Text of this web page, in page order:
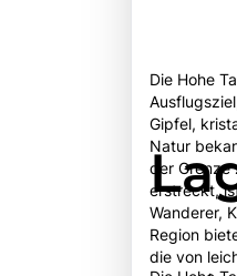
Die Hohe
Gipfel,
Natur
der Grenze
erstreckt,
Wanderer,
Region
die von